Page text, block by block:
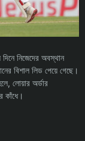
নিজেদের অবস্থান
বিশাল লিড পেয়ে গেছে।
লোয়ার অর্ডার
কাঁধে।